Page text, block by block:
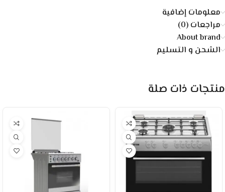
معلومات إضافية
مراجعات (0)
About brand
الشحن و التسليم
منتجات ذات صلة